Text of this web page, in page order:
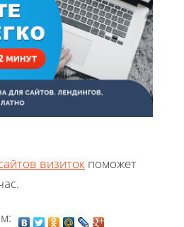
визиток поможет